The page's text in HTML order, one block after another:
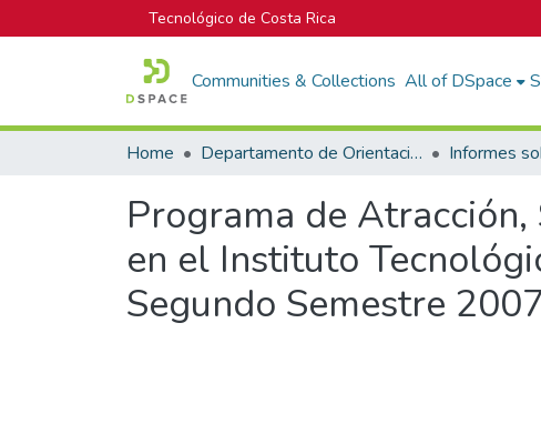
Tecnológico de Costa Rica
Communities & Collections All of DSpace
Home Departamento de Orientación y Psicología
Programa de
en el Instituto
Segundo Semestre 2007